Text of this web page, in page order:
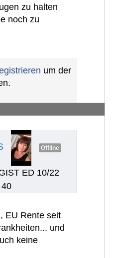
zu halten
noch zu
um der
Offline
ED 10/22
EU Rente seit
und
keine